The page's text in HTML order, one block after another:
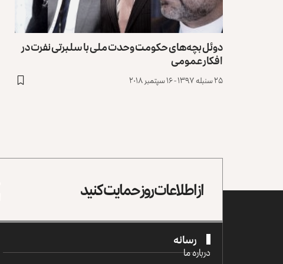
دوئل بچه‌های حکومت وحدت ملی با سلبرتی نفرت در
افکار عمومی
۲۵ سنبله ۱۳۹۷ - ۱۶ سپتمبر ۲۰۱۸
از اطلاعات روز حمایت کنید
رسانه
درباره ما